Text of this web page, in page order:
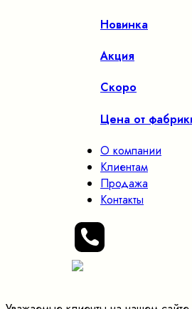
Новинка
Акция
Скоро
Цена от
О компании
Клиентам
Продажа
Контакты